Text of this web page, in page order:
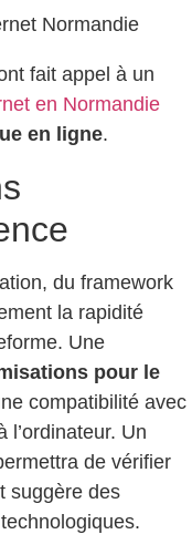
fait appel à un
en Normandie
en ligne.
du framework
la rapidité
Une
pour le
compatibilité avec
l’ordinateur. Un
de vérifier
suggère des